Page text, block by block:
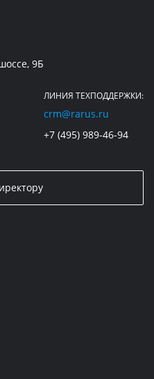
9Б
ЛИНИЯ ТЕХПОДДЕРЖКИ:
crm@rarus.ru
+7 (495) 989-46-94